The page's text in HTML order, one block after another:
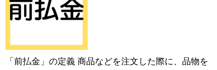
「前払金」の定義 商品などを注文した際に、品物を